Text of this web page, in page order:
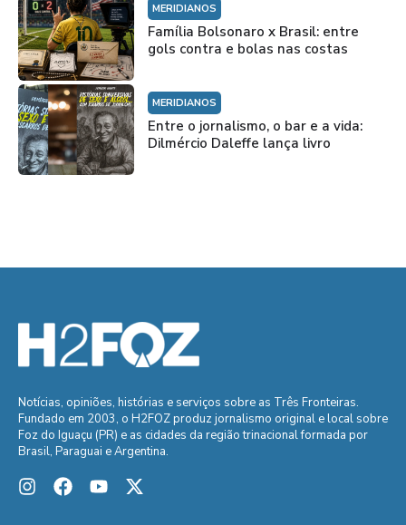
MERIDIANOS
Família Bolsonaro x Brasil: entre
gols contra e bolas nas costas
MERIDIANOS
Entre o jornalismo, o bar e a vida:
Dilmércio Daleffe lança livro
Notícias, opiniões, histórias e serviços sobre as Três Fronteiras.
Fundado em 2003, o H2FOZ produz jornalismo original e local sobre
Foz do Iguaçu (PR) e as cidades da região trinacional formada por
Brasil, Paraguai e Argentina.